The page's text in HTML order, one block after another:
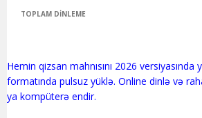
TOPLAM DINLEME
Hemin qizsan mahnısını 2026
formatında pulsuz yüklə. Online dinlə və
ya kompüterə endir.